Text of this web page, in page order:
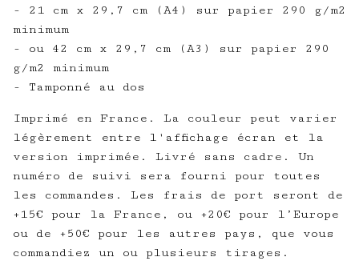
- 21 cm x 29,7 cm (A4) sur papier 290 g/m2
minimum
- ou 42 cm x 29,7 cm (A3) sur papier 290
g/m2 minimum
- Tamponné au dos
Imprimé en France. La couleur peut varier
légèrement entre l'affichage écran et la
version imprimée. Livré sans cadre. Un
numéro de suivi sera fourni pour toutes
les commandes. Les frais de port seront de
+15€ pour la France, ou +20€ pour l’Europe
ou de +50€ pour les autres pays, que vous
commandiez un ou plusieurs tirages.